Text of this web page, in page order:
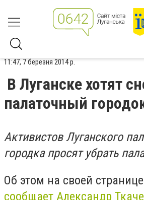
11:47, 7 березня 2014 р.
В Луганске хотят
палаточный
Активистов Луганского
городка просят убрать
Об этом на своей
сообщает Александр